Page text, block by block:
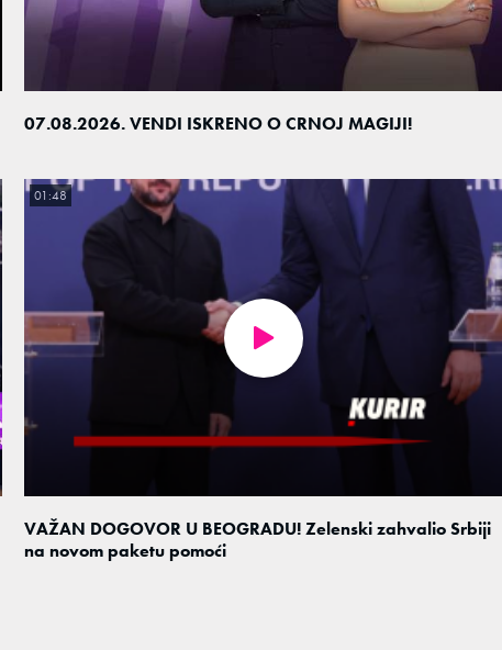
07.08.2026. VENDI ISKRENO O CRNOJ MAGIJI!
VAŽAN DOGOVOR U BEOGRADU! Zelenski zahvalio Srbiji
na novom paketu pomoći
01:48